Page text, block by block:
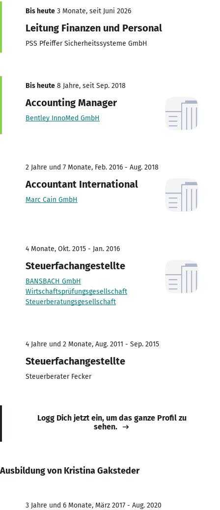
Bis heute 3 Monate, seit Juni 2026
Leitung Finanzen und Personal
PSS Pfeiffer Sicherheitssysteme GmbH
Bis heute 8 Jahre, seit Sep. 2018
Accounting Manager
Bentley InnoMed GmbH
2 Jahre und 7 Monate, Feb. 2016 - Aug. 2018
Accountant International
Marc Cain GmbH
4 Monate, Okt. 2015 - Jan. 2016
Steuerfachangestellte
BANSBACH GmbH
Wirtschaftsprüfungsgesellschaft
Steuerberatungsgesellschaft
4 Jahre und 2 Monate, Aug. 2011 - Sep. 2015
Steuerfachangestellte
Steuerberater Fecker
Logg Dich jetzt ein, um das ganze Profil zu
sehen.
Ausbildung von Kristina Gaksteder
3 Jahre und 6 Monate, März 2017 - Aug. 2020